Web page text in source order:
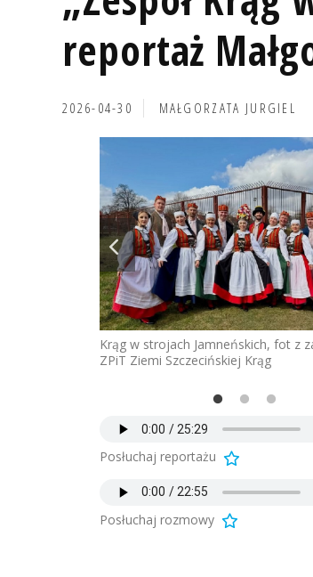
reportaż
2026-04-30 MAŁGORZATA JURGIEL
Krąg w strojach Jamneńskich, fot z
ZPiT Ziemi Szczecińskiej Krąg
Posłuchaj reportażu
Posłuchaj rozmowy